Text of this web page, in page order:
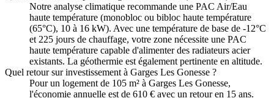
Notre analyse climatique recommande une PAC Air/Eau
haute température (monobloc ou bibloc haute température
(65°C), 10 à 16 kW). Avec une température de base de -12°C
et 225 jours de chauffage, votre zone nécessite une PAC
haute température capable d'alimenter des radiateurs acier
existants. La géothermie est également pertinente en altitude.
Quel retour sur investissement à Garges Les Gonesse ?
Pour un logement de 105 m² à Garges Les Gonesse,
l'économie annuelle est de 610 € avec un retour en 15 ans.